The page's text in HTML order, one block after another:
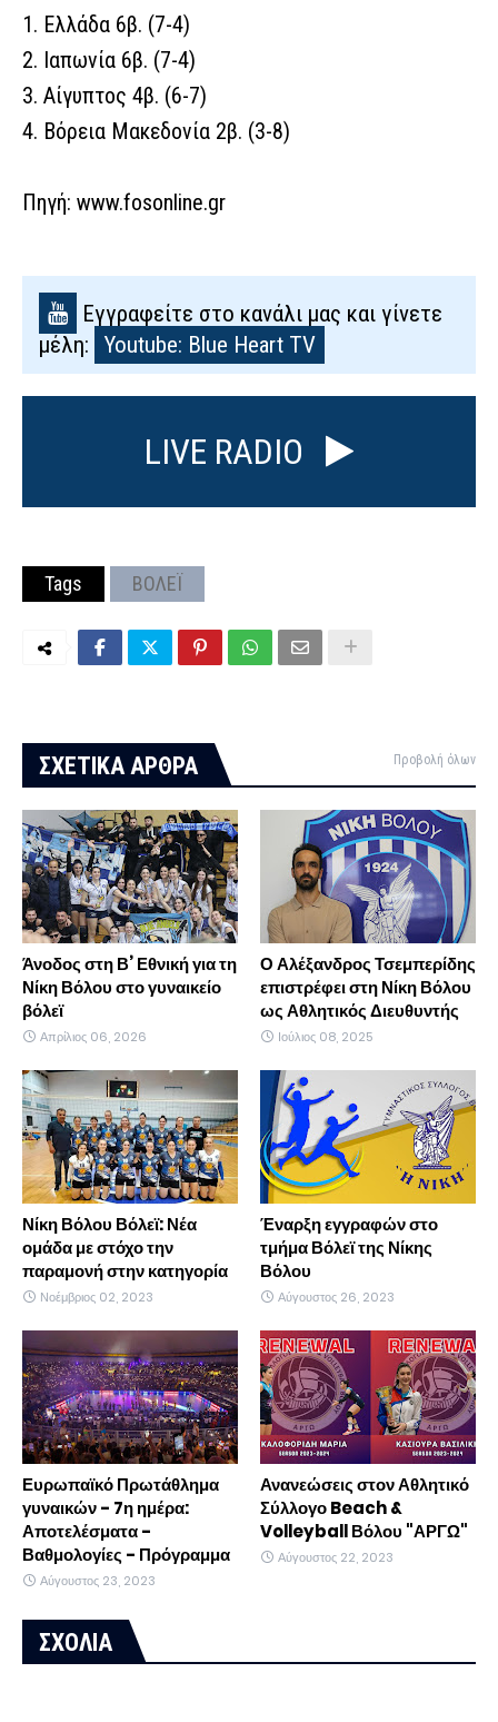
1. Ελλάδα 6β. (7-4)
2. Ιαπωνία 6β. (7-4)
3. Αίγυπτος 4β. (6-7)
4. Βόρεια Μακεδονία 2β. (3-8)
Πηγή: www.fosonline.gr
Εγγραφείτε στο κανάλι μας και γίνετε
μέλη:
Youtube: Blue Heart TV
LIVE RADIO
Tags ΒΟΛΕΪ
ΣΧΕΤΙΚΑ ΑΡΘΡΑ Προβολή όλων
Άνοδος στη Β’ Εθνική για τη
Νίκη Βόλου στο γυναικείο
βόλεϊ
Απρίλιος 06, 2026
Ο Αλέξανδρος Τσεμπερίδης
επιστρέφει στη Νίκη Βόλου
ως Αθλητικός Διευθυντής
Ιούλιος 08, 2025
Νίκη Βόλου Βόλεϊ: Νέα
ομάδα με στόχο την
παραμονή στην κατηγορία
Νοέμβριος 02, 2023
Έναρξη εγγραφών στο
τμήμα Βόλεϊ της Νίκης
Βόλου
Αύγουστος 26, 2023
Ευρωπαϊκό Πρωτάθλημα
γυναικών - 7η ημέρα:
Αποτελέσματα -
Βαθμολογίες - Πρόγραμμα
Αύγουστος 23, 2023
Ανανεώσεις στον Αθλητικό
Σύλλογο Beach &
Volleyball Βόλου "ΑΡΓΩ"
Αύγουστος 22, 2023
ΣΧΟΛΙΑ